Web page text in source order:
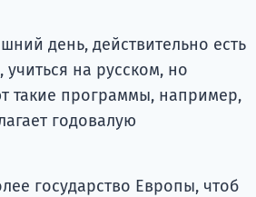
день, действительно есть
на русском, но
такие программы, например,
годовалую
государство Европы, чтоб